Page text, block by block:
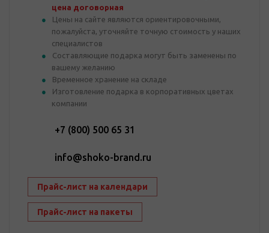
цена договорная
Цены на сайте являются ориентировочными,
пожалуйста, уточняйте точную стоимость у наших
специалистов
Составляющие подарка могут быть заменены по
вашему желанию
Временное хранение на складе
Изготовление подарка в корпоративных цветах
компании
+7 (800) 500 65 31
info@shoko-brand.ru
Прайс-лист на календари
Прайс-лист на пакеты